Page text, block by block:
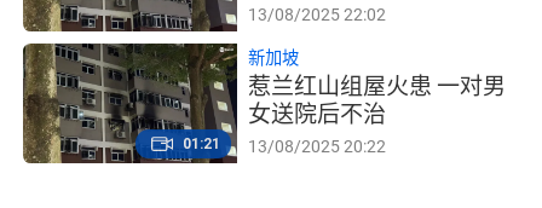
13/08/2025 22:02
惹兰红山组屋火患 一对男
女送院后不治
新加坡
13/08/2025 20:22
01:21